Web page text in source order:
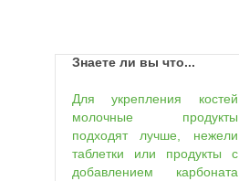
Знаете ли вы что...
Для укрепления костей
молочные продукты
подходят лучше, нежели
таблетки или продукты с
добавлением карбоната